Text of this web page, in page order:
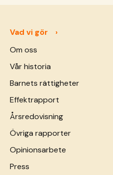
Vad vi gör
Om oss
Vår historia
Barnets rättigheter
Effektrapport
Årsredovisning
Övriga rapporter
Opinionsarbete
Press